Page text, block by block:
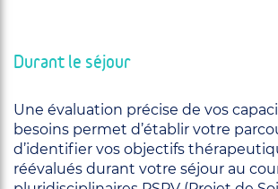
Durant le séjour
Une évaluation précise de vos
besoins permet d’établir votre
d’identifier vos objectifs
réévalués durant votre séjour au